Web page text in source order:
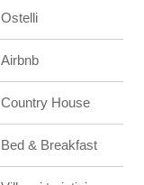
Ostelli
Airbnb
Country House
Bed & Breakfast